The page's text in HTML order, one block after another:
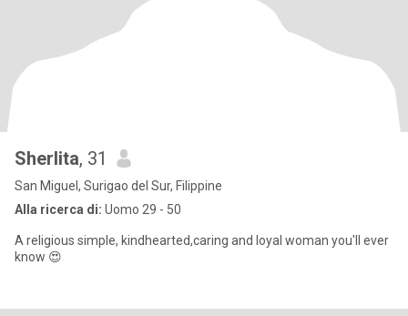
Sherlita, 31
San Miguel, Surigao del Sur, Filippine
Alla ricerca di: Uomo 29 - 50
A religious simple, kindhearted,caring and loyal woman you'll ever
know 😍